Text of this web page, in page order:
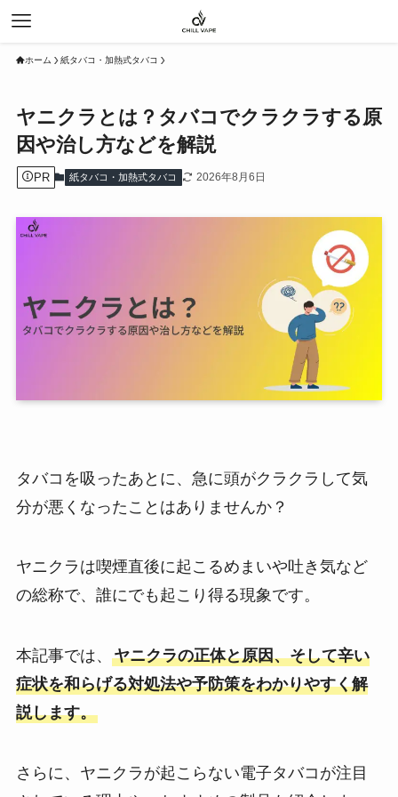
ホーム 紙タバコ・加熱式タバコ
ヤニクラとは？タバコでクラクラする原
因や治し方などを解説
PR 紙タバコ・加熱式タバコ 2026年8月6日
タバコを吸ったあとに、急に頭がクラクラして気
分が悪くなったことはありませんか？
ヤニクラは喫煙直後に起こるめまいや吐き気など
の総称で、誰にでも起こり得る現象です。
本記事では、 ヤニクラの正体と原因、そして辛い
症状を和らげる対処法や予防策をわかりやすく解
説します。
さらに、ヤニクラが起こらない電子タバコが注目